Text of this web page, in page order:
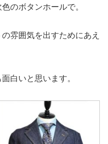
のボタンホールで。
雰囲気を出すためにあえ
白いと思います。